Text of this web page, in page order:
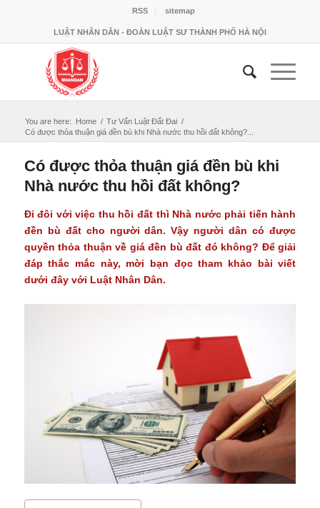
RSS sitemap
LUẬT NHÂN DÂN - ĐOÀN LUẬT SƯ THÀNH PHỐ HÀ NỘI
You are here: Home / Tư Vấn Luật Đất Đai /
Có được thỏa thuận giá đền bù khi Nhà nước thu hồi đất không?...
Có được thỏa thuận giá đền bù khi
Nhà nước thu hồi đất không?
Đi đôi với việc thu hồi đất thì Nhà nước phải tiến hành
đền bù đất cho người dân. Vậy người dân có được
quyền thỏa thuận về giá đền bù đất đó không? Để giải
đáp thắc mắc này, mời bạn đọc tham khảo bài viết
dưới đây với Luật Nhân Dân.